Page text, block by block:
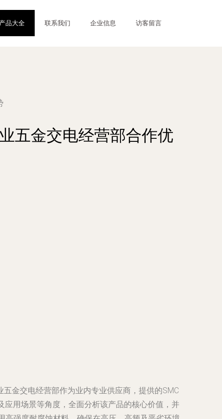
品大全 联系我们 企业信息 访客留言
五金交电经营部合作优
金交电经营部作为业内专业供应商，提供的SMC
用场景等角度，全面分析该产品的核心价值，并